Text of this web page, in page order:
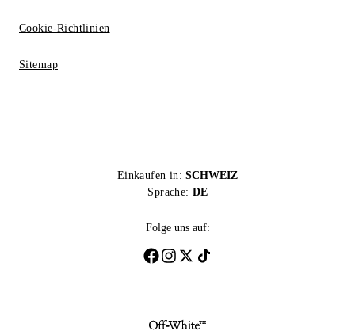
Cookie-Richtlinien
Sitemap
Einkaufen in: SCHWEIZ
Sprache: DE
Folge uns auf: